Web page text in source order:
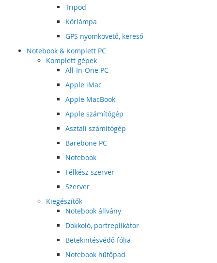
Tripod
Körlámpa
GPS nyomkövető, kereső
Notebook & Komplett PC
Komplett gépek
All-In-One PC
Apple iMac
Apple MacBook
Apple számítógép
Asztali számítógép
Barebone PC
Notebook
Félkész szerver
Szerver
Kiegészítők
Notebook állvány
Dokkoló, portreplikátor
Betekintésvédő fólia
Notebook hűtőpad